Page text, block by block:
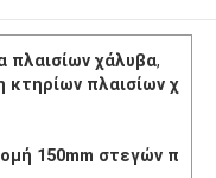
πλαισίων χάλυβα,
πλαισίων χ
150mm στεγών π